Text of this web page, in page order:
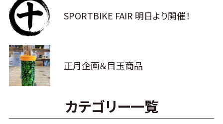
SPORTBIKE FAIR 明日より開催！
正月企画＆目玉商品
カテゴリー一覧